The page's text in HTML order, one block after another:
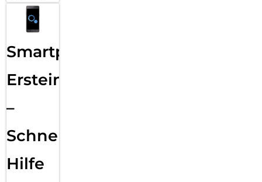
Smartphone
Ersteinrichtung
–
Schnelle
Hilfe